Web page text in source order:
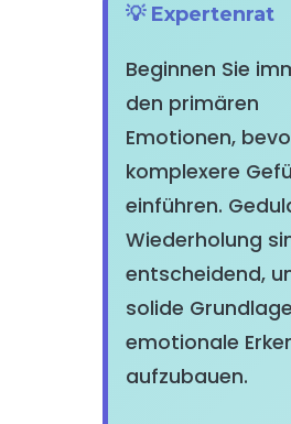
💡 Expertenrat
Beginnen Sie
den primären
Emotionen,
komplexere
einführen.
Wiederholung
entscheidend,
solide
emotionale
aufzubauen.